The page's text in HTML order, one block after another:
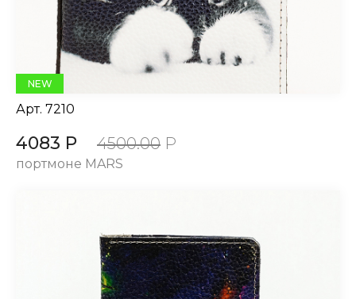
NEW
Арт. 7210
4083 Р 4500.00 Р
портмоне MARS